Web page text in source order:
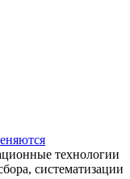
технологии
систематизации